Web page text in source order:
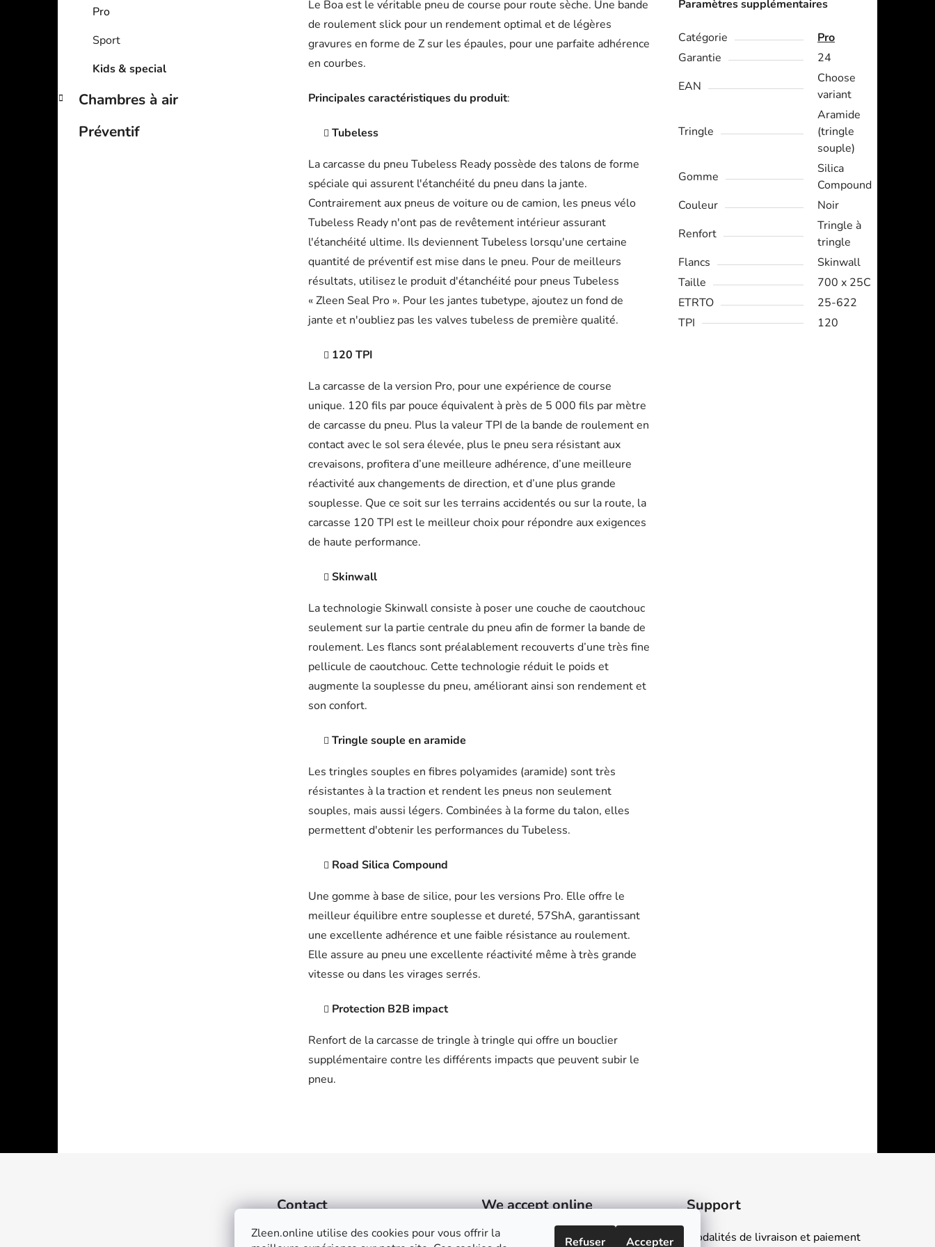
Zleen.online utilise des cookies pour vous offrir la
Refuser Accepter
Pro
Sport
Kids & special
Chambres à air
Préventif
Le Boa est le véritable pneu de course pour route sèche. Une bande
de roulement slick pour un rendement optimal et de légères
gravures en forme de Z sur les épaules, pour une parfaite adhérence
en courbes.
Principales caractéristiques du produit:
Tubeless
La carcasse du pneu Tubeless Ready possède des talons de forme
spéciale qui assurent l'étanchéité du pneu dans la jante.
Contrairement aux pneus de voiture ou de camion, les pneus vélo
Tubeless Ready n'ont pas de revêtement intérieur assurant
l'étanchéité ultime. Ils deviennent Tubeless lorsqu'une certaine
quantité de préventif est mise dans le pneu. Pour de meilleurs
résultats, utilisez le produit d'étanchéité pour pneus Tubeless
« Zleen Seal Pro ». Pour les jantes tubetype, ajoutez un fond de
jante et n'oubliez pas les valves tubeless de première qualité.
120 TPI
La carcasse de la version Pro, pour une expérience de course
unique. 120 fils par pouce équivalent à près de 5 000 fils par mètre
de carcasse du pneu. Plus la valeur TPI de la bande de roulement en
contact avec le sol sera élevée, plus le pneu sera résistant aux
crevaisons, profitera d’une meilleure adhérence, d’une meilleure
réactivité aux changements de direction, et d’une plus grande
souplesse. Que ce soit sur les terrains accidentés ou sur la route, la
carcasse 120 TPI est le meilleur choix pour répondre aux exigences
de haute performance.
Skinwall
La technologie Skinwall consiste à poser une couche de caoutchouc
seulement sur la partie centrale du pneu afin de former la bande de
roulement. Les flancs sont préalablement recouverts d’une très fine
pellicule de caoutchouc. Cette technologie réduit le poids et
augmente la souplesse du pneu, améliorant ainsi son rendement et
son confort.
Tringle souple en aramide
Les tringles souples en fibres polyamides (aramide) sont très
résistantes à la traction et rendent les pneus non seulement
souples, mais aussi légers. Combinées à la forme du talon, elles
permettent d'obtenir les performances du Tubeless.
Road Silica Compound
Une gomme à base de silice, pour les versions Pro. Elle offre le
meilleur équilibre entre souplesse et dureté, 57ShA, garantissant
une excellente adhérence et une faible résistance au roulement.
Elle assure au pneu une excellente réactivité même à très grande
vitesse ou dans les virages serrés.
Protection B2B impact
Renfort de la carcasse de tringle à tringle qui offre un bouclier
supplémentaire contre les différents impacts que peuvent subir le
pneu.
Paramètres supplémentaires
Catégorie
Pro
Garantie
24
EAN
Choose
variant
Tringle
Aramide
(tringle
souple)
Gomme
Silica
Compound
Couleur
Noir
Renfort
Tringle à
tringle
Flancs
Skinwall
Taille
700 x 25C
ETRTO
25-622
TPI
120
Contact
sylvain guyonneau.fr
We accept online
Support
Modalités de livraison et paiement